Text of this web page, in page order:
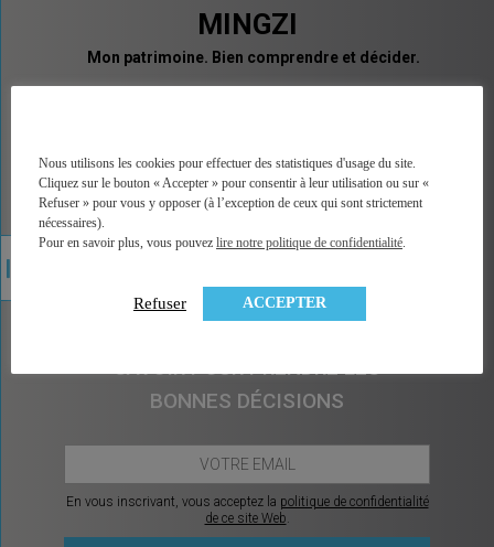
MINGZI
Mon patrimoine. Bien comprendre et décider.
direct à la bonne information, à une analyse factuelle
de plus de 350 contrats du marché, et sans arrière
pensée car MINGZI ne vend ni conseil ni placement.
MINGZI existe pour éclairer votre route, pour vous
rendre le choix et la décision plus faciles et plus
sereins.
SAVOIR POUR PRENDRE LES
BONNES DÉCISIONS
En vous inscrivant, vous acceptez la politique de confidentialité
de ce site Web.
Nous utilisons les cookies pour effectuer des statistiques d'usage du site.
Cliquez sur le bouton « Accepter » pour consentir à leur utilisation ou sur «
Refuser » pour vous y opposer (à l’exception de ceux qui sont strictement
nécessaires).
Pour en savoir plus, vous pouvez lire notre politique de confidentialité
Refuser ACCEPTER